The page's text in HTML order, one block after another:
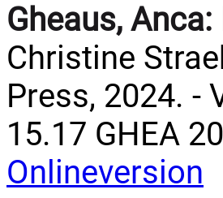
Gheaus, Anca:
Christine
Press, 2024. -
15.17 GHEA
Onlineversion